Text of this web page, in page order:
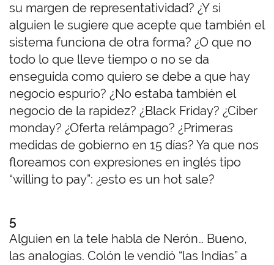
su margen de representatividad? ¿Y si
alguien le sugiere que acepte que también el
sistema funciona de otra forma? ¿O que no
todo lo que lleve tiempo o no se da
enseguida como quiero se debe a que hay
negocio espurio? ¿No estaba también el
negocio de la rapidez? ¿Black Friday? ¿Ciber
monday? ¿Oferta relámpago? ¿Primeras
medidas de gobierno en 15 días? Ya que nos
floreamos con expresiones en inglés tipo
“willing to pay”: ¿esto es un hot sale?
5
Alguien en la tele habla de Nerón… Bueno,
las analogías. Colón le vendió “las Indias” a